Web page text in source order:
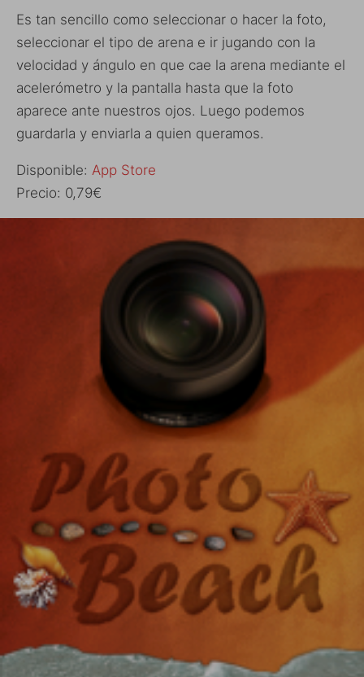
Es tan sencillo como seleccionar o hacer la foto,
seleccionar el tipo de arena e ir jugando con la
velocidad y ángulo en que cae la arena mediante el
acelerómetro y la pantalla hasta que la foto
aparece ante nuestros ojos. Luego podemos
guardarla y enviarla a quien queramos.
Disponible: App Store
Precio: 0,79€